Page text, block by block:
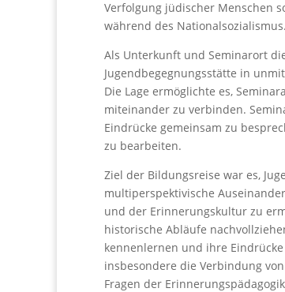
Verfolgung jüdischer Menschen
während des Nationalsozialismus.
Als Unterkunft und Seminarort
Jugendbegegnungsstätte in
Die Lage ermöglichte es,
miteinander zu verbinden.
Eindrücke gemeinsam zu
zu bearbeiten.
Ziel der Bildungsreise war es,
multiperspektivische
und der Erinnerungskultur zu
historische Abläufe
kennenlernen und ihre
insbesondere die Verbindung
Fragen der